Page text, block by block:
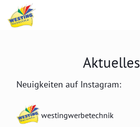
Aktuelles
Neuigkeiten auf Instagram:
westingwerbetechnik